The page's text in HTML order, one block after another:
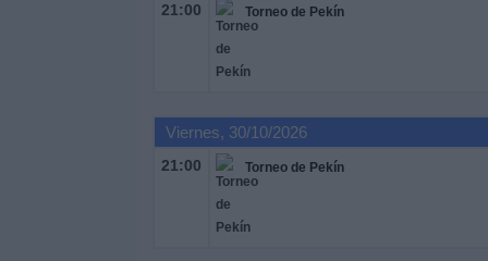
21:00 Torneo de Pekín
Viernes, 30/10/2026
21:00 Torneo de Pekín